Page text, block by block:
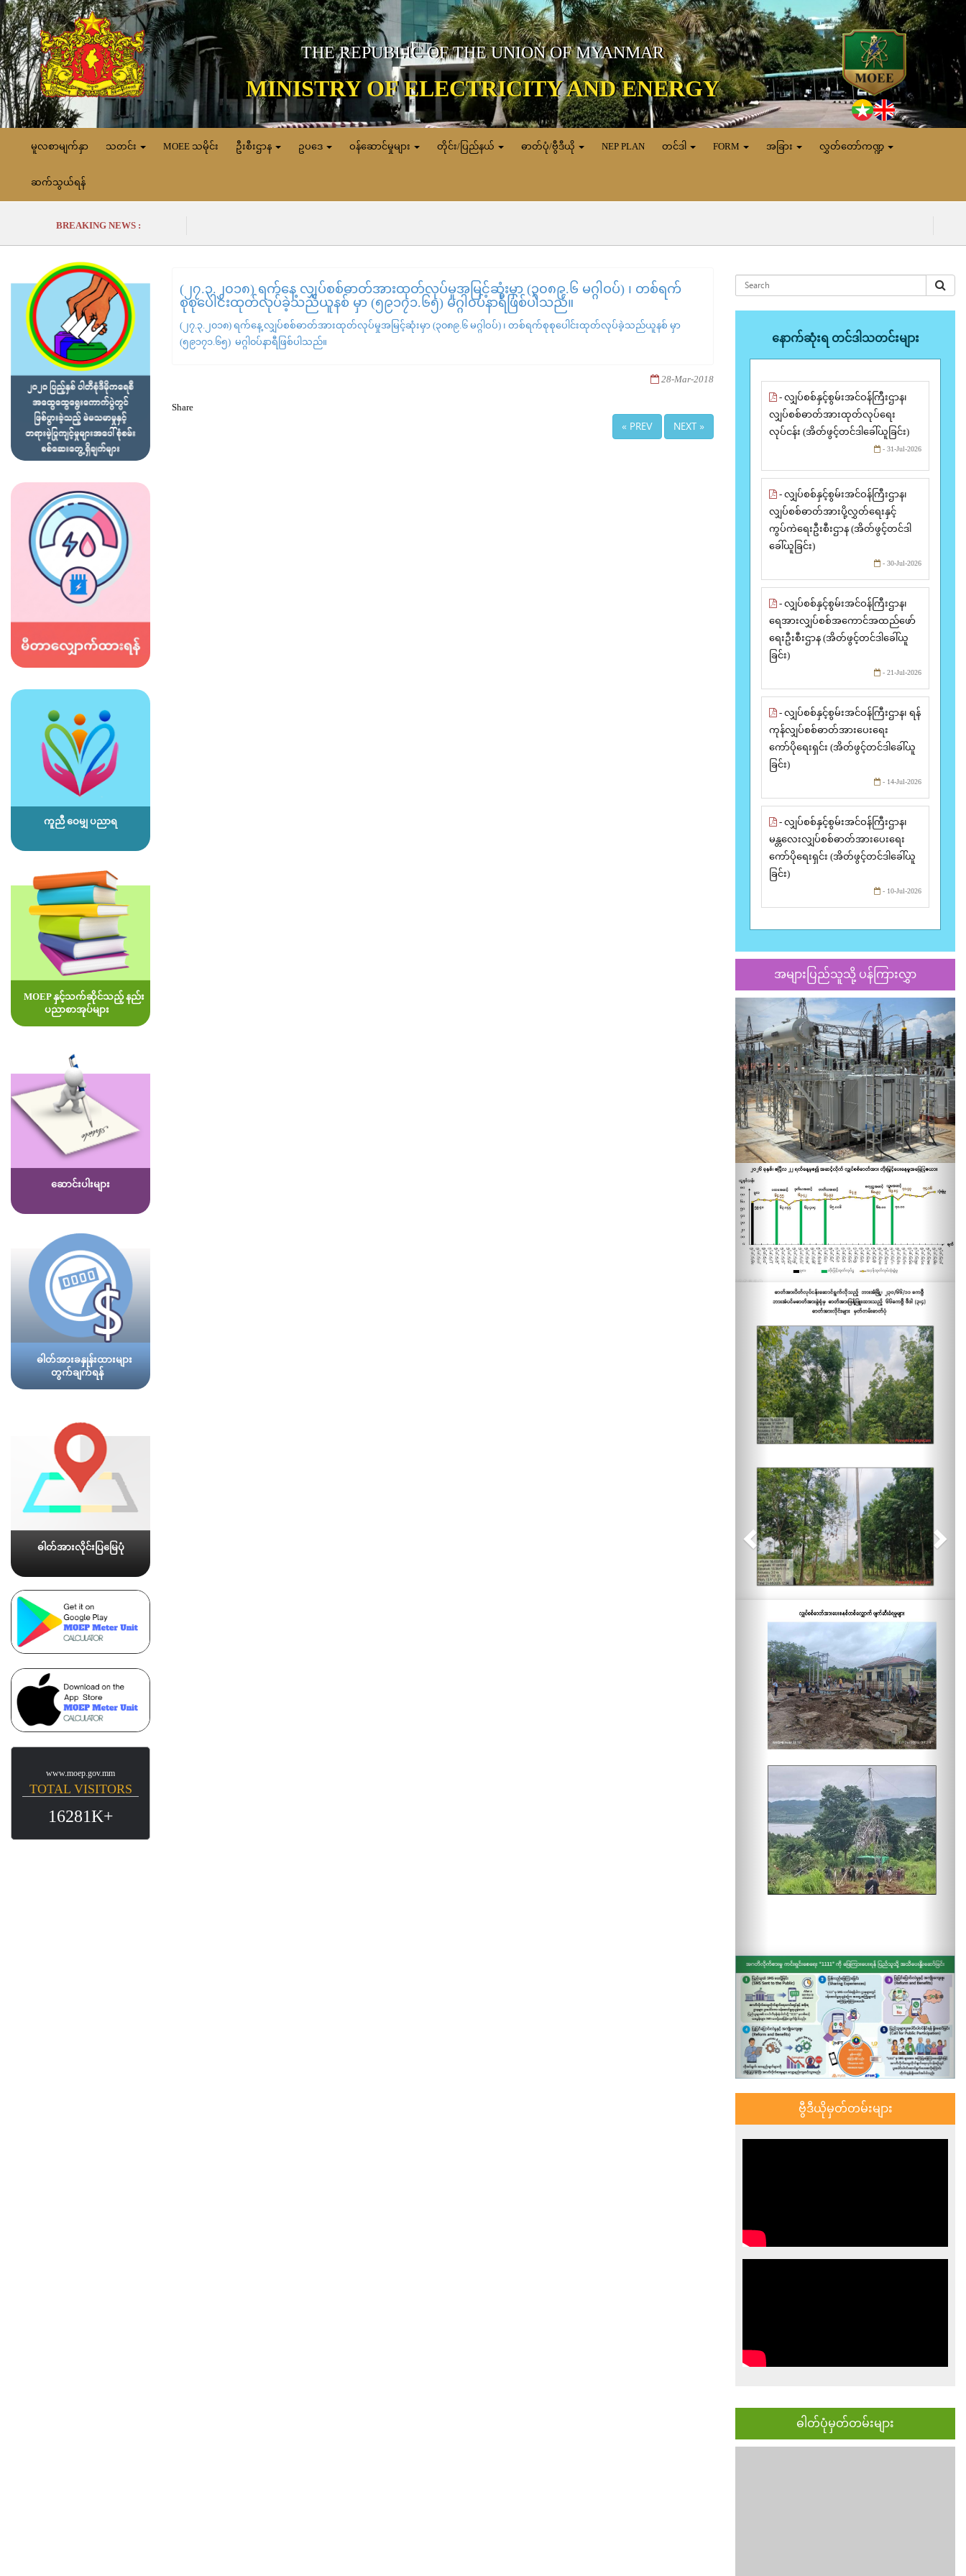
THE REPUBLIC OF THE UNION OF MYANMAR
MINISTRY OF ELECTRICITY AND ENERGY
မူလစာမျက်နှာ သတင်း MOEE သမိုင်း ဦးစီးဌာန ဥပဒေ ဝန်ဆောင်မှုများ တိုင်း/ပြည်နယ် ဓာတ်ပုံ/ဗွီဒီယို NEP PLAN တင်ဒါ FORM အခြား လွှတ်တော်ကဏ္ဍ
ဆက်သွယ်ရန်
BREAKING NEWS :
ကူညီ ဝေမျှ ပညာရ
MOEP နှင့်သက်ဆိုင်သည့် နည်း
ပညာစာအုပ်များ
ဆောင်းပါးများ
ဓါတ်အားခနှုန်းထားများ
တွက်ချက်ရန်
ဓါတ်အားလိုင်းပြမြေပုံ
www.moep.gov.mm
TOTAL VISITORS
16281K+
(၂၇.၃.၂၀၁၈) ရက်နေ့ လျှပ်စစ်ဓာတ်အားထုတ်လုပ်မှုအမြင့်ဆုံးမှာ (၃၀၈၉.၆ မဂ္ဂါဝပ်) ၊ တစ်ရက်
စုစုပေါင်းထုတ်လုပ်ခဲ့သည်ယူနစ် မှာ (၅၉၁၇၁.၆၅) မဂ္ဂါ၀ပ်နာရီဖြစ်ပါသည်။
(၂၇.၃.၂၀၁၈) ရက်နေ့ လျှပ်စစ်ဓာတ်အားထုတ်လုပ်မှုအမြင့်ဆုံးမှာ (၃၀၈၉.၆ မဂ္ဂါဝပ်) ၊ တစ်ရက်စုစုပေါင်းထုတ်လုပ်ခဲ့သည်ယူနစ် မှာ
(၅၉၁၇၁.၆၅) မဂ္ဂါ၀ပ်နာရီဖြစ်ပါသည်။
28-Mar-2018
Share
« PREV NEXT »
နောက်ဆုံးရ တင်ဒါသတင်းများ
- လျှပ်စစ်နှင့်စွမ်းအင်ဝန်ကြီးဌာန၊
လျှပ်စစ်ဓာတ်အားထုတ်လုပ်ရေး
လုပ်ငန်း (အိတ်ဖွင့်တင်ဒါခေါ်ယူခြင်း)
- 31-Jul-2026
- လျှပ်စစ်နှင့်စွမ်းအင်ဝန်ကြီးဌာန၊
လျှပ်စစ်ဓာတ်အားပို့လွှတ်ရေးနှင့်
ကွပ်ကဲရေးဦးစီးဌာန (အိတ်ဖွင့်တင်ဒါ
ခေါ်ယူခြင်း)
- 30-Jul-2026
- လျှပ်စစ်နှင့်စွမ်းအင်ဝန်ကြီးဌာန၊
ရေအားလျှပ်စစ်အကောင်အထည်ဖော်
ရေးဦးစီးဌာန (အိတ်ဖွင့်တင်ဒါခေါ်ယူ
ခြင်း)
- 21-Jul-2026
- လျှပ်စစ်နှင့်စွမ်းအင်ဝန်ကြီးဌာန၊ ရန်
ကုန်လျှပ်စစ်ဓာတ်အားပေးရေး
ကော်ပိုရေးရှင်း (အိတ်ဖွင့်တင်ဒါခေါ်ယူ
ခြင်း)
- 14-Jul-2026
- လျှပ်စစ်နှင့်စွမ်းအင်ဝန်ကြီးဌာန၊
မန္တလေးလျှပ်စစ်ဓာတ်အားပေးရေး
ကော်ပိုရေးရှင်း (အိတ်ဖွင့်တင်ဒါခေါ်ယူ
ခြင်း)
- 10-Jul-2026
အများပြည်သူသို့ ပန်ကြားလွှာ
Previous Next
ဗွီဒီယိုမှတ်တမ်းများ
ဓါတ်ပုံမှတ်တမ်းများ